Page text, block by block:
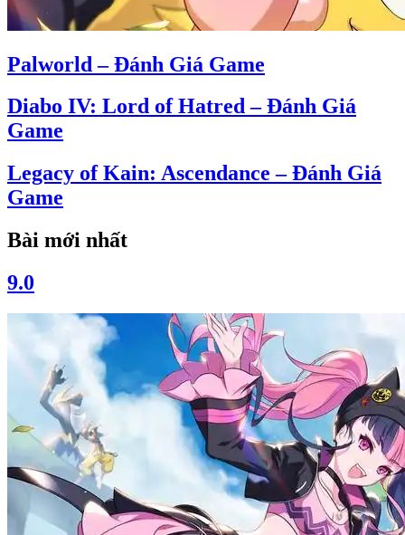
Palworld – Đánh Giá Game
Diabo IV: Lord of Hatred – Đánh Giá
Game
Legacy of Kain: Ascendance – Đánh Giá
Game
Bài mới nhất
9.0